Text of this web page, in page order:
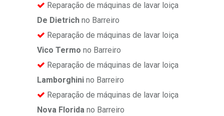
Reparação de máquinas de lavar loiça
De Dietrich no Barreiro
Reparação de máquinas de lavar loiça
Vico Termo no Barreiro
Reparação de máquinas de lavar loiça
Lamborghini no Barreiro
Reparação de máquinas de lavar loiça
Nova Florida no Barreiro